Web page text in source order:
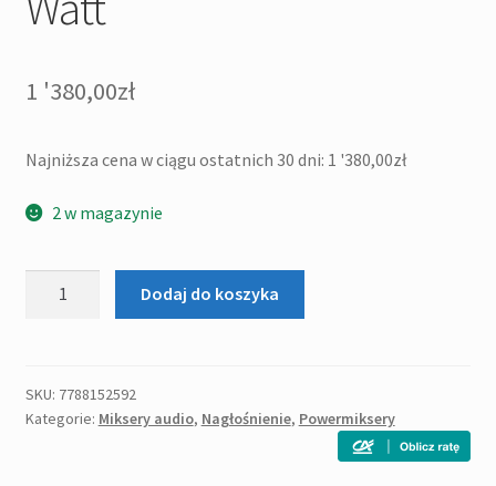
1 '380,00zł
Najniższa cena w ciągu ostatnich 30 dni: 1 '380,00zł
2 w magazynie
PM
2500
Dodaj do koszyka
SKU: 7788152592
Kategorie: Miksery audio, Nagłośnienie, Powermiksery